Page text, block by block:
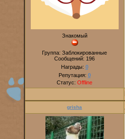
Знакомый
Группа: Заблокированные
Сообщений: 196
Награды: 0
Репутация: 0
Статус: Offline
grisha